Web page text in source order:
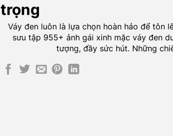
trọng
Váy đen luôn là lựa chọn hoàn hảo để tôn
sưu tập 955+ ảnh gái xinh mặc váy đen
tượng, đầy sức hút. Những